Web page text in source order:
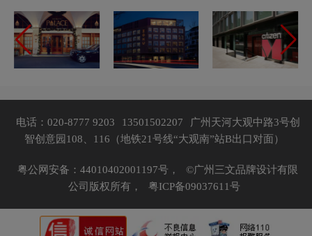
电话：020-8777 9203 13501502207
广州天河大观中路3号创
智创意园108、116（地铁21号线“大观南”站B出口对面）
粤公网安备：44010402001197号，
©广州三文品牌设计有限
公司版权所有，
粤ICP备09037611号